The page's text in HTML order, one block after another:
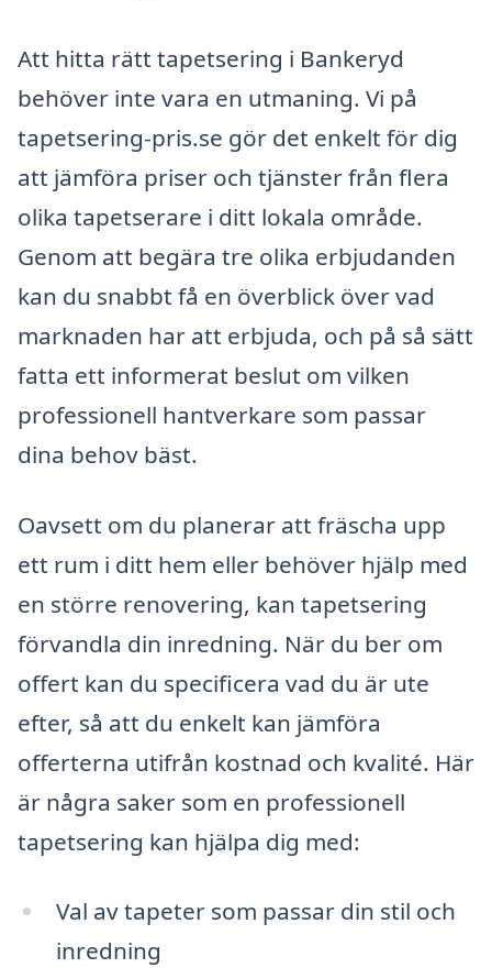
Att hitta rätt tapetsering i Bankeryd
behöver inte vara en utmaning. Vi på
tapetsering-pris.se gör det enkelt för dig
att jämföra priser och tjänster från flera
olika tapetserare i ditt lokala område.
Genom att begära tre olika erbjudanden
kan du snabbt få en överblick över vad
marknaden har att erbjuda, och på så sätt
fatta ett informerat beslut om vilken
professionell hantverkare som passar
dina behov bäst.
Oavsett om du planerar att fräscha upp
ett rum i ditt hem eller behöver hjälp med
en större renovering, kan tapetsering
förvandla din inredning. När du ber om
offert kan du specificera vad du är ute
efter, så att du enkelt kan jämföra
offerterna utifrån kostnad och kvalité. Här
är några saker som en professionell
tapetsering kan hjälpa dig med:
Val av tapeter som passar din stil och
inredning